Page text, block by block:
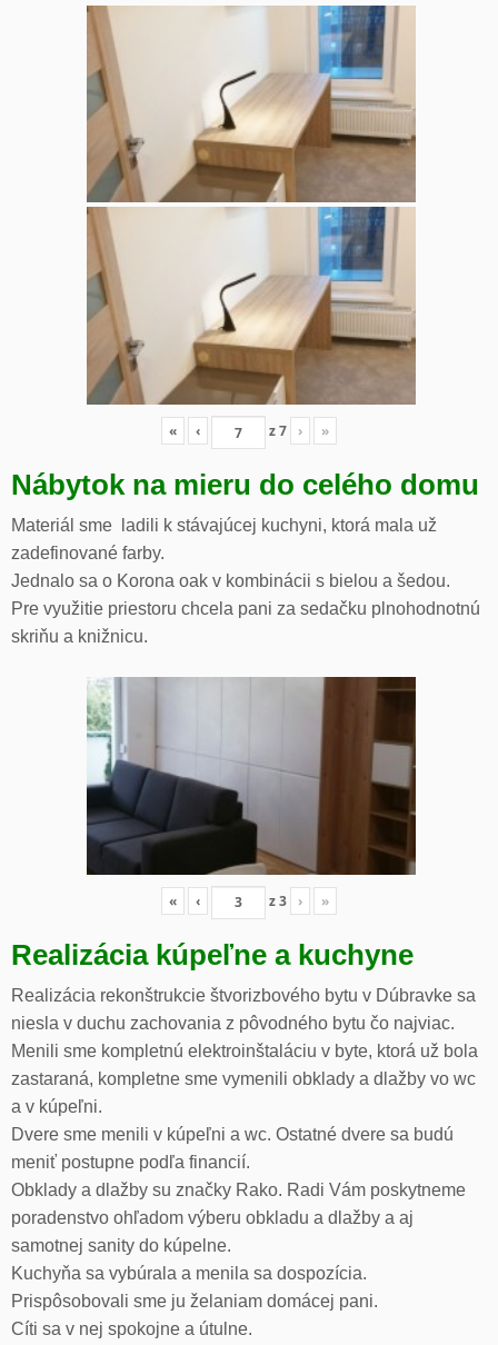
« ‹ z7 › »
Nábytok na mieru do celého domu
Materiál sme ladili k stávajúcej kuchyni, ktorá mala už
zadefinované farby.
Jednalo sa o Korona oak v kombinácii s bielou a šedou.
Pre využitie priestoru chcela pani za sedačku plnohodnotnú
skriňu a knižnicu.
« ‹ z3 › »
Realizácia kúpeľne a kuchyne
Realizácia rekonštrukcie štvorizbového bytu v Dúbravke sa
niesla v duchu zachovania z pôvodného bytu čo najviac.
Menili sme kompletnú elektroinštaláciu v byte, ktorá už bola
zastaraná, kompletne sme vymenili obklady a dlažby vo wc
a v kúpeľni.
Dvere sme menili v kúpeľni a wc. Ostatné dvere sa budú
meniť postupne podľa financií.
Obklady a dlažby su značky Rako. Radi Vám poskytneme
poradenstvo ohľadom výberu obkladu a dlažby a aj
samotnej sanity do kúpelne.
Kuchyňa sa vybúrala a menila sa dospozícia.
Prispôsobovali sme ju želaniam domácej pani.
Cíti sa v nej spokojne a útulne.